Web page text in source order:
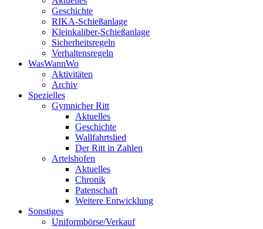
Geschichte
RIKA-Schießanlage
Kleinkaliber-Schießanlage
Sicherheitsregeln
Verhaltensregeln
WasWannWo
Aktivitäten
Archiv
Spezielles
Gymnicher Ritt
Aktuelles
Geschichte
Wallfahrtslied
Der Ritt in Zahlen
Artelshofen
Aktuelles
Chronik
Patenschaft
Weitere Entwicklung
Sonstiges
Uniformbörse/Verkauf